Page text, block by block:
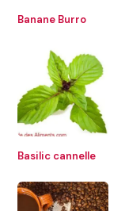
Banane Burro
Basilic cannelle